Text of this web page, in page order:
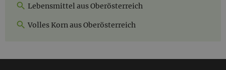
Lebensmittel aus Oberösterreich
Volles Korn aus Oberösterreich